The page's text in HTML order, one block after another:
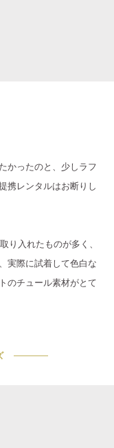
かったのと、少しラフ
携レンタルはお断りし
り入れたものが多く、
実際に試着して色白な
のチュール素材がとて